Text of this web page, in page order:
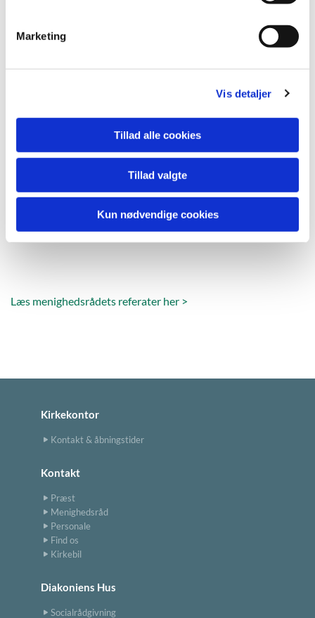
Marketing
Vis detaljer
Tillad alle cookies
Tillad valgte
Kun nødvendige cookies
Læs menighedsrådets referater her >
Kirkekontor
Kontakt & åbningstider
Kontakt
Præst
Menighedsråd
Personale
Find os
Kirkebil
Diakoniens Hus
Socialrådgivning